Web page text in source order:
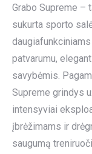
Grabo Supreme –
sukurta sporto
patvarumu,
savybėmis.
Supreme grindys
intensyviai
įbrėžimams ir
saugumą